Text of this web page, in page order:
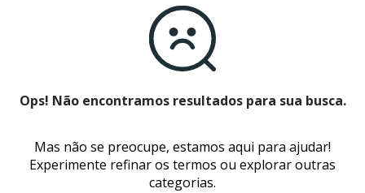
Limpeza
Ops! Não encontramos resultados para sua busca.
Mas não se preocupe, estamos aqui para ajudar!
Experimente refinar os termos ou explorar outras
categorias.